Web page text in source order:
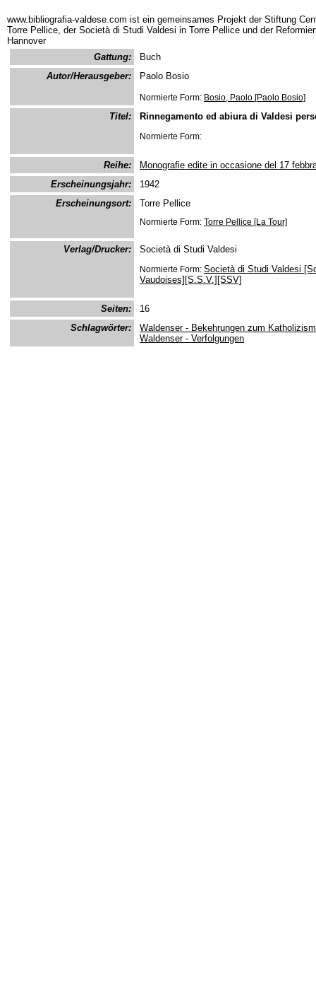
www.bibliografia-valdese.com ist ein gemeinsames Projekt der Stiftung
Torre Pellice, der Società di Studi Valdesi in Torre Pellice und der
Hannover
Gattung:
Buch
Autor/Herausgeber:
Paolo Bosio
Normierte Form: Bosio, Paolo [Paolo Bosio]
Titel: Rinnegamento ed abiura di Valdesi
Normierte Form:
Reihe:
Monografie edite in occasione del 17
Erscheinungsjahr:
1942
Erscheinungsort:
Torre Pellice
Normierte Form: Torre Pellice [La Tour]
Verlag/Drucker: Società di Studi Valdesi
Normierte Form: Società di Studi Valdesi
Vaudoises][S.S.V.][SSV]
Seiten:
16
Schlagwörter:
Waldenser - Bekehrungen zum
Waldenser - Verfolgungen